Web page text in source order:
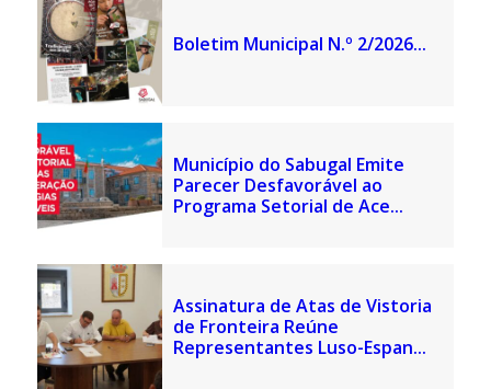
Boletim Municipal N.º 2/2026...
Município do Sabugal Emite
Parecer Desfavorável ao
Programa Setorial de Ace...
Assinatura de Atas de Vistoria
de Fronteira Reúne
Representantes Luso-Espan...